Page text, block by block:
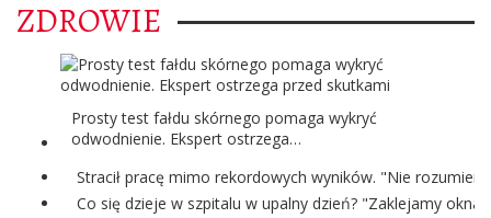
ZDROWIE
Prosty test fałdu skórnego pomaga wykryć
odwodnienie. Ekspert ostrzega…
Stracił pracę mimo rekordowych wyników. "Nie
Co się dzieje w szpitalu w upalny dzień? "Zaklejamy